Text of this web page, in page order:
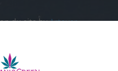
du site byArtover
agree to our use of cookies.